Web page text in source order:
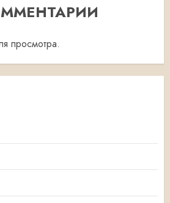
просмотра.